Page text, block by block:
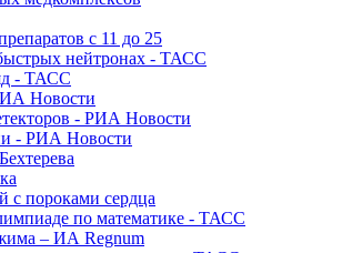
с 11 до 25
нейтронах - ТАСС
- ТАСС
Новости
- РИА Новости
- РИА Новости
с пороками сердца
по математике - ТАСС
– ИА Regnum